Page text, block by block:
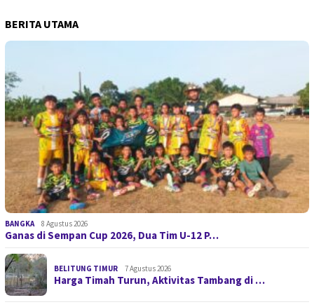
BERITA UTAMA
BANGKA 8 Agustus 2026
Ganas di Sempan Cup 2026, Dua Tim U-12 P…
BELITUNG TIMUR 7 Agustus 2026
Harga Timah Turun, Aktivitas Tambang di …